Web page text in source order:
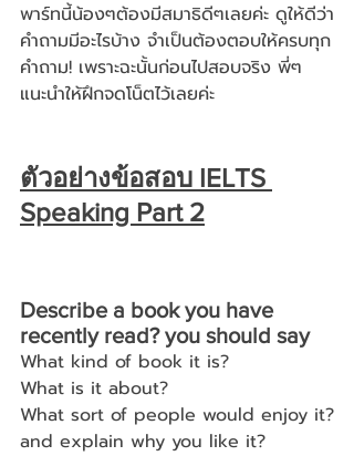
พาร์ทนี้น้องๆต้องมีสมาธิดีๆเลยค่ะ ดูให้ดีว่า
คำถามมีอะไรบ้าง จำเป็นต้องตอบให้ครบทุก
คำถาม! เพราะฉะนั้นก่อนไปสอบจริง พี่ๆ
แนะนำให้ฝึกจดโน็ตไว้เลยค่ะ
ตัวอย่างข้อสอบ IELTS
Speaking Part 2
Describe a book you have
recently read? you should say
What kind of book it is?
What is it about?
What sort of people would enjoy it?
and explain why you like it?